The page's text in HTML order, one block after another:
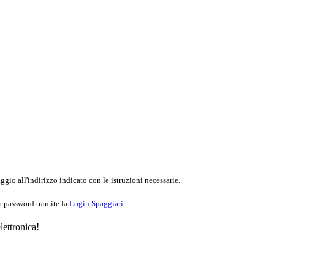
all'indirizzo indicato con le istruzioni necessarie.
password tramite la Login Spaggiari